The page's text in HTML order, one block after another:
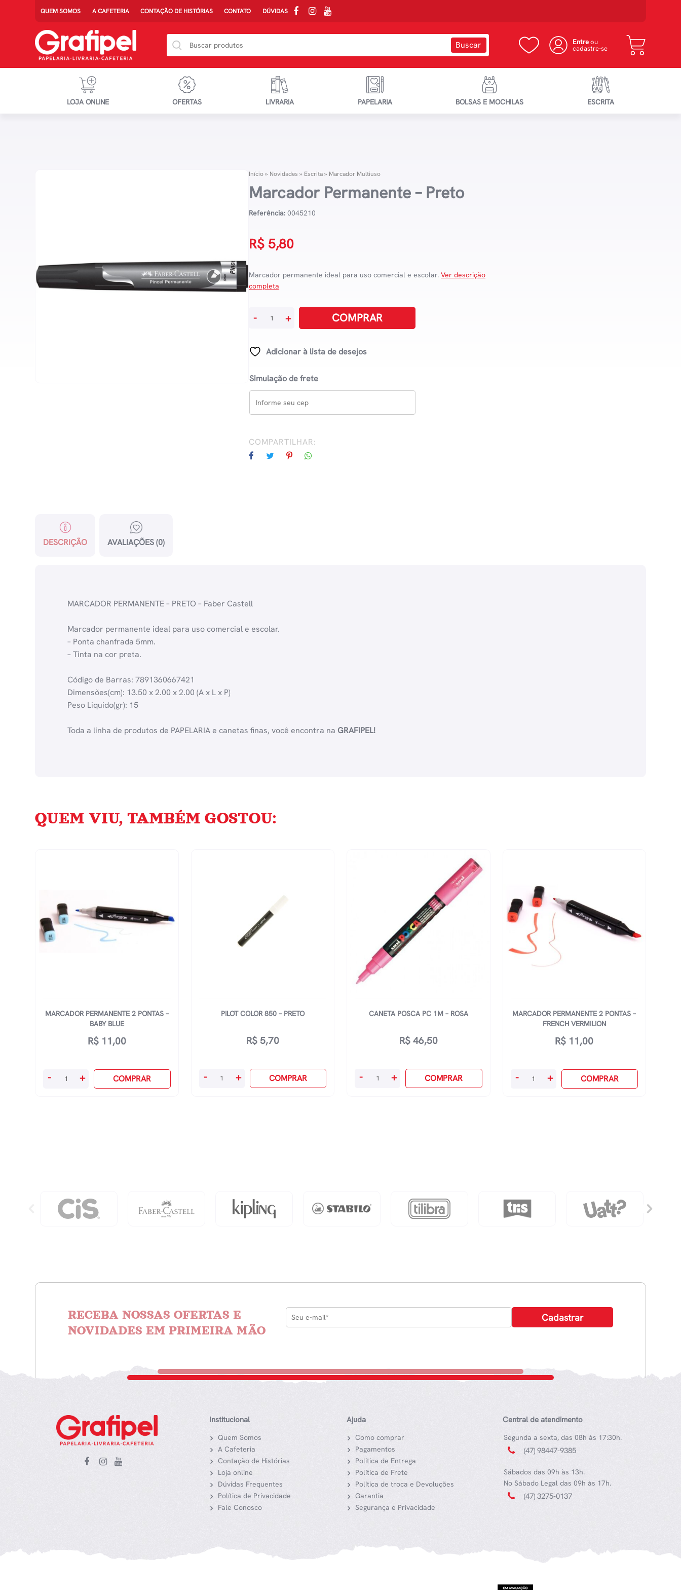
QUEM SOMOS A CAFETERIA CONTAÇÃO DE HISTÓRIAS CONTATO DÚVIDAS
Entreou
cadastre-se
LOJA ONLINE OFERTAS LIVRARIA PAPELARIA BOLSAS E MOCHILAS ESCRITA
Início» Novidades » Escrita» Marcador Multiuso
Marcador Permanente – Preto
Referência: 0045210
R$ 5,80
Marcador permanente ideal para uso comercial e escolar.Ver descrição
completa
Preto
- + COMPRAR
Adicionar à lista de desejos
Simulação de frete
COMPARTILHAR:
DESCRIÇÃO AVALIAÇÕES (0)
MARCADOR PERMANENTE – PRETO – Faber Castell
Marcador permanente ideal para uso comercial e escolar.
– Ponta chanfrada 5mm.
– Tinta na cor preta.
Código de Barras: 7891360667421
Dimensões(cm): 13.50 x 2.00 x 2.00 (A x L x P)
Peso Liquido(gr): 15
Toda a linha de produtos de PAPELARIA e canetas finas, você encontra na GRAFIPEL!
QUEM VIU, TAMBÉM GOSTOU:
MARCADOR PERMANENTE 2 PONTAS –
BABY BLUE
R$11,00
Marcador
- + COMPRAR
PILOT COLOR 850 – PRETO
R$5,70
Pilot
- + COMPRAR
CANETA POSCA PC 1M – ROSA
R$46,50
Caneta
- + COMPRAR
MARCADOR PERMANENTE 2 PONTAS –
FRENCH VERMILION
R$ 11,00
Marcador
- + COMPRAR
RECEBA NOSSAS OFERTAS E
NOVIDADES EM PRIMEIRA MÃO
Institucional
Quem Somos
A Cafeteria
Contação de Histórias
Loja online
Dúvidas Frequentes
Política de Privacidade
Fale Conosco
Ajuda
Como comprar
Pagamentos
Política de Entrega
Política de Frete
Política de troca e Devoluções
Garantia
Segurança e Privacidade
Central de atendimento
Segunda a sexta, das 08h às 17:30h.
(47) 98447-9385
Sábados das 09h às 13h.
No Sábado Legal das 09h às 17h.
(47) 3275-0137